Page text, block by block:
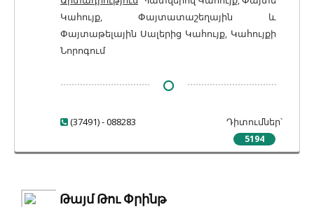
Կահույք, Փայտատաշեղային և
Փայտաթելային Սալերից Կահույք, Կահույքի
Նորոգում
Դիտումներ՝
5194
(37491) - 088283
Թայմ Թու Փրինթ